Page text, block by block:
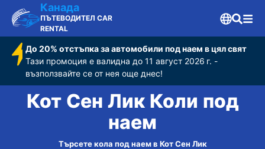
Канада
ПЪТЕВОДИТЕЛ CAR
RENTAL
До 20% отстъпка за автомобили под наем в цял свят
Тази промоция е валидна до 11 август 2026 г. -
възползвайте се от нея още днес!
Кот Сен Лик Коли под
наем
Търсете кола под наем в Кот Сен Лик